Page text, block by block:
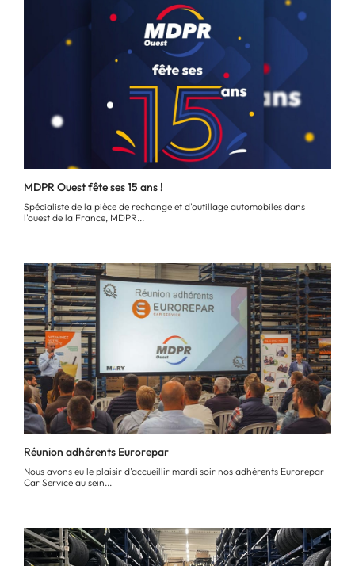
MDPR Ouest fête ses 15 ans !
Spécialiste de la pièce de rechange et d'outillage automobiles dans
l'ouest de la France, MDPR...
Réunion adhérents Eurorepar
Nous avons eu le plaisir d'accueillir mardi soir nos adhérents Eurorepar
Car Service au sein...